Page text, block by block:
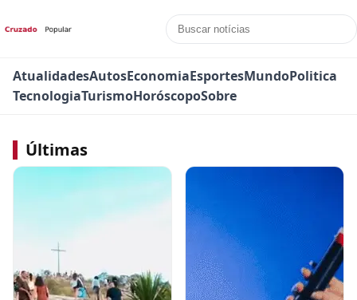
AtualidadesAutosEconomiaEsportesMundoPolitica
TecnologiaTurismoHoróscopoSobre
Últimas